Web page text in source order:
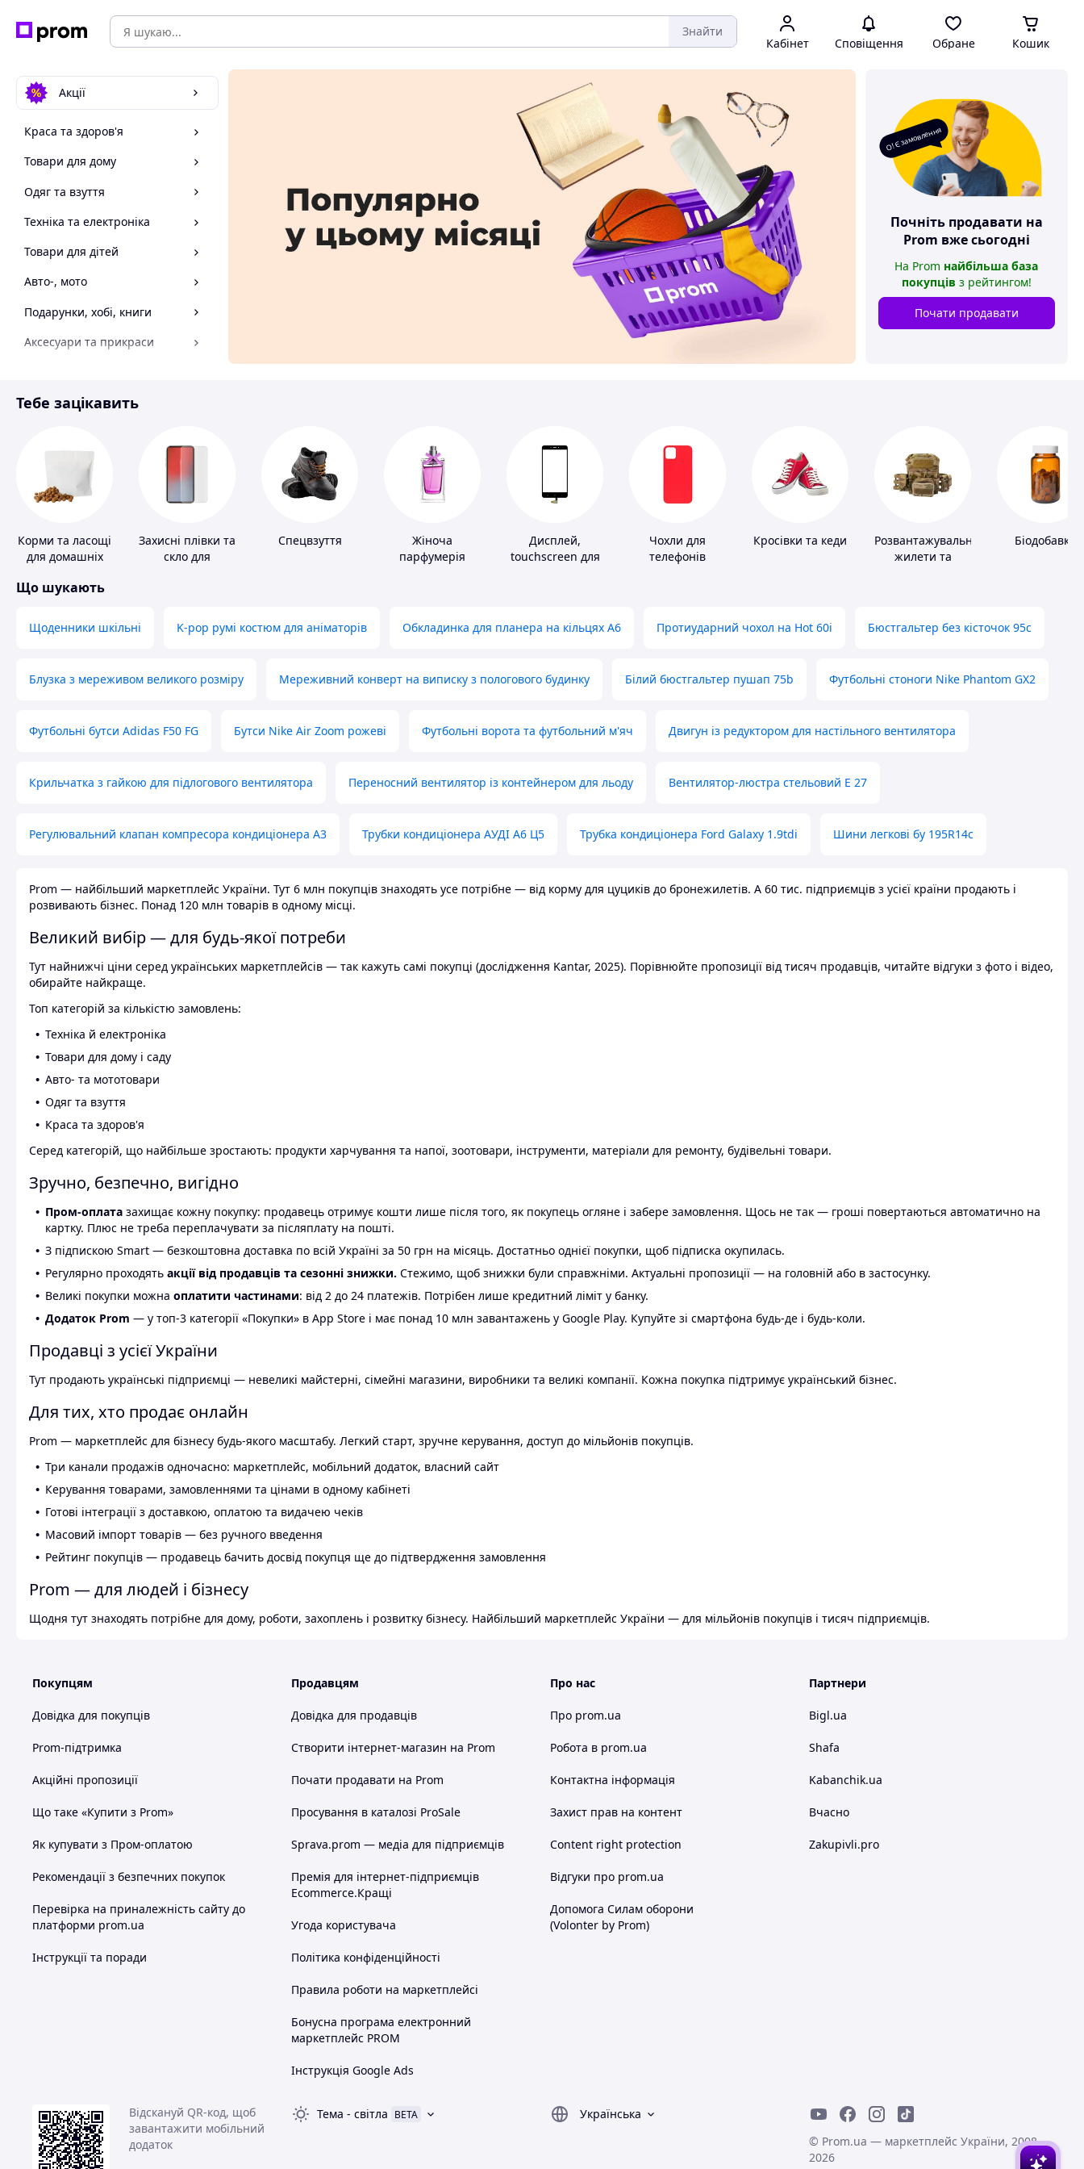
Знайти
Кабінет Сповіщення Обране Кошик
Акції
Краса та здоров'я
Товари для дому
Одяг та взуття
Техніка та електроніка
Товари для дітей
Авто-, мото
Подарунки, хобі, книги
Аксесуари та прикраси
Спорт і відпочинок
О! Є замовлення
Почніть продавати на
Prom вже сьогодні
На Prom найбільша база
покупців з рейтингом!
Почати продавати
Тебе зацікавить
Корми та ласощі
для домашніх
Захисні плівки та
скло для
Спецвзуття
Жіноча
парфумерія
Дисплей,
touchscreen для
Чохли для
телефонів
Кросівки та кеди
Розвантажувальні
жилети та
Біодобавки
Що шукають
Щоденники шкільні K-pop румі костюм для аніматорів Обкладинка для планера на кільцях А6 Протиударний чохол на Hot 60i Бюстгальтер без кісточок 95с
Блузка з мереживом великого розміру Мереживний конверт на виписку з пологового будинку Білий бюстгальтер пушап 75b Футбольні стоноги Nike Phantom GX2
Футбольні бутси Adidas F50 FG Бутси Nike Air Zoom рожеві Футбольні ворота та футбольний м'яч Двигун із редуктором для настільного вентилятора
Крильчатка з гайкою для підлогового вентилятора Переносний вентилятор із контейнером для льоду Вентилятор-люстра стельовий E 27
Регулювальний клапан компресора кондиціонера А3 Трубки кондиціонера АУДІ А6 Ц5 Трубка кондиціонера Ford Galaxy 1.9tdi Шини легкові бу 195R14c
Prom — найбільший маркетплейс України. Тут 6 млн покупців знаходять усе потрібне — від корму для цуциків до бронежилетів. А 60 тис. підприємців з усієї країни продають і
розвивають бізнес. Понад 120 млн товарів в одному місці.
Великий вибір — для будь-якої потреби
Тут найнижчі ціни серед українських маркетплейсів — так кажуть самі покупці (дослідження Kantar, 2025). Порівнюйте пропозиції від тисяч продавців, читайте відгуки з фото і відео,
обирайте найкраще.
Топ категорій за кількістю замовлень:
Техніка й електроніка
Товари для дому і саду
Авто- та мототовари
Одяг та взуття
Краса та здоров'я
Серед категорій, що найбільше зростають: продукти харчування та напої, зоотовари, інструменти, матеріали для ремонту, будівельні товари.
Зручно, безпечно, вигідно
Пром-оплата захищає кожну покупку: продавець отримує кошти лише після того, як покупець огляне і забере замовлення. Щось не так — гроші повертаються автоматично на
картку. Плюс не треба переплачувати за післяплату на пошті.
З підпискою Smart — безкоштовна доставка по всій Україні за 50 грн на місяць. Достатньо однієї покупки, щоб підписка окупилась.
Регулярно проходять акції від продавців та сезонні знижки. Стежимо, щоб знижки були справжніми. Актуальні пропозиції — на головній або в застосунку.
Великі покупки можна оплатити частинами: від 2 до 24 платежів. Потрібен лише кредитний ліміт у банку.
Додаток Prom — у топ-3 категорії «Покупки» в App Store і має понад 10 млн завантажень у Google Play. Купуйте зі смартфона будь-де і будь-коли.
Продавці з усієї України
Тут продають українські підприємці — невеликі майстерні, сімейні магазини, виробники та великі компанії. Кожна покупка підтримує український бізнес.
Для тих, хто продає онлайн
Prom — маркетплейс для бізнесу будь-якого масштабу. Легкий старт, зручне керування, доступ до мільйонів покупців.
Три канали продажів одночасно: маркетплейс, мобільний додаток, власний сайт
Керування товарами, замовленнями та цінами в одному кабінеті
Готові інтеграції з доставкою, оплатою та видачею чеків
Масовий імпорт товарів — без ручного введення
Рейтинг покупців — продавець бачить досвід покупця ще до підтвердження замовлення
Prom — для людей і бізнесу
Щодня тут знаходять потрібне для дому, роботи, захоплень і розвитку бізнесу. Найбільший маркетплейс України — для мільйонів покупців і тисяч підприємців.
Покупцям
Довідка для покупців
Prom-підтримка
Акційні пропозиції
Що таке «Купити з Prom»
Як купувати з Пром-оплатою
Рекомендації з безпечних покупок
Перевірка на приналежність сайту до
платформи prom.ua
Інструкції та поради
Продавцям
Довідка для продавців
Створити інтернет-магазин на Prom
Почати продавати на Prom
Просування в каталозі ProSale
Sprava.prom — медіа для підприємців
Премія для інтернет-підприємців
Ecommerce.Кращі
Угода користувача
Політика конфіденційності
Правила роботи на маркетплейсі
Бонусна програма електронний
маркетплейс PROM
Інструкція Google Ads
Про нас
Про prom.ua
Робота в prom.ua
Контактна інформація
Захист прав на контент
Content right protection
Відгуки про prom.ua
Допомога Силам оборони
(Volonter by Prom)
Партнери
Bigl.ua
Shafa
Kabanchik.ua
Вчасно
Zakupivli.pro
Відскануй QR-код, щоб
завантажити мобільний
додаток
Тема - світла BETA
Українська
© Prom.ua — маркетплейс України, 2008-
2026